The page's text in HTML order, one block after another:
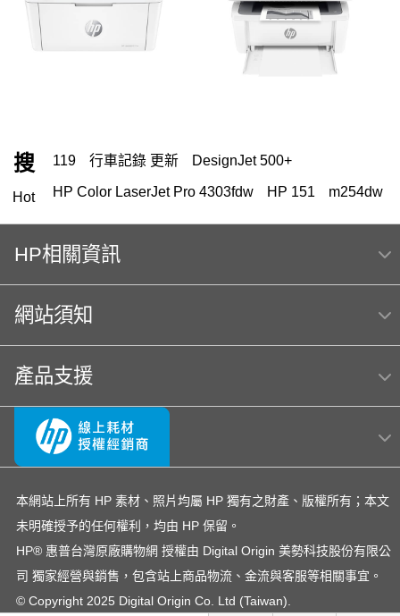
搜
Hot
119 行車記錄 更新 DesignJet 500+
HP Color LaserJet Pro 4303fdw HP 151 m254dw
HP Color Laser jet M856dn A3彩色雷射印表機
MFP E47528f Hp564
hp Color LaserJet Pro MFP M283fdw 無線雙面觸控彩
OmniBook Ultra Flip 14
4303fdw 碳粉
145 DesignJet T650 M155
HP OfficeJet 3830驅動程式
EliteBook rmn hsn 141c-4 307
環保標章HP LaserJet Pro MFP M428fdn
HP相關資訊
網站須知
產品支援
本網站上所有 HP 素材、照片均屬 HP 獨有之財產、版權所有；本文
未明確授予的任何權利，均由 HP 保留。
HP® 惠普台灣原廠購物網 授權由 Digital Origin 美勢科技股份有限公
司 獨家經營與銷售，包含站上商品物流、金流與客服等相關事宜。
© Copyright 2025 Digital Origin Co. Ltd (Taiwan).